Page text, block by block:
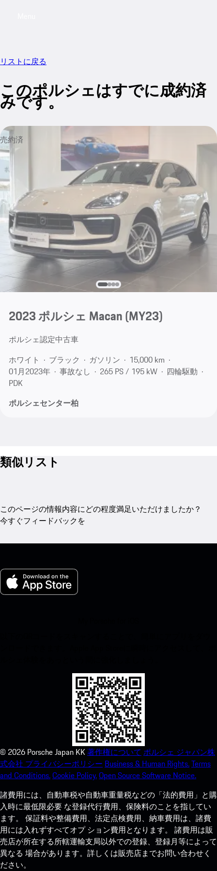
リストに戻る
このポルシェはすでに成約済
みです。
売約済
2023 ポルシェ Macan (MY23)
ポルシェ認定中古車
ホワイト
ブラック ガソリン
15,000 km
01月​2023年
事故なし 265 PS / 195 kW
四輪駆動
PDK
ポルシェセンター柏
類似リスト
このページの情報内容にどの程度満足いただけましたか？
今すぐフィードバックを
© 2026 Porsche Japan KK著作権について ポルシェ ジャパン株
式会社 プライバシーポリシー Business & Human Rights.Terms
and Conditions.Cookie Policy.Open Source Software Notice.
諸費用には、自動車税や自動車重量税などの「法的費用」と購
入時に最低限必要 な登録代行費用、保険料のことを指してい
ます。 保証料や整備費用、法定点検費用、納車費用は、諸費
用には入れずすべてオプ ション費用となります。 諸費用は販
売店が所在する所轄運輸支局以外での登録、登録月等によって
異なる 場合があります。詳しくは販売店までお問い合わせく
ださい。